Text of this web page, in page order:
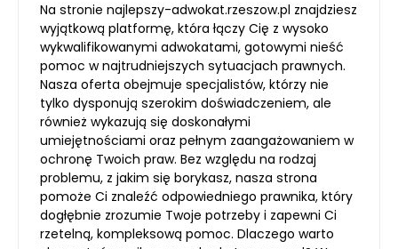
Na stronie najlepszy-adwokat.rzeszow.pl znajdziesz
wyjątkową platformę, która łączy Cię z wysoko
wykwalifikowanymi adwokatami, gotowymi nieść
pomoc w najtrudniejszych sytuacjach prawnych.
Nasza oferta obejmuje specjalistów, którzy nie
tylko dysponują szerokim doświadczeniem, ale
również wykazują się doskonałymi
umiejętnościami oraz pełnym zaangażowaniem w
ochronę Twoich praw. Bez względu na rodzaj
problemu, z jakim się borykasz, nasza strona
pomoże Ci znaleźć odpowiedniego prawnika, który
dogłębnie zrozumie Twoje potrzeby i zapewni Ci
rzetelną, kompleksową pomoc. Dlaczego warto